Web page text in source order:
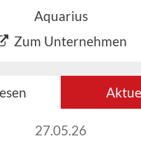
Aquarius
Zum Unternehmen
27.05.26